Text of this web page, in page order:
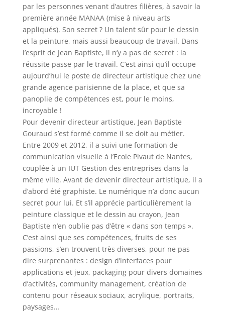
par les personnes venant d’autres filières, à savoir la
première année MANAA (mise à niveau arts
appliqués). Son secret ? Un talent sûr pour le dessin
et la peinture, mais aussi beaucoup de travail. Dans
l’esprit de Jean Baptiste, il n’y a pas de secret : la
réussite passe par le travail. C’est ainsi qu’il occupe
aujourd’hui le poste de directeur artistique chez une
grande agence parisienne de la place, et que sa
panoplie de compétences est, pour le moins,
incroyable !
Pour devenir directeur artistique, Jean Baptiste
Gouraud s’est formé comme il se doit au métier.
Entre 2009 et 2012, il a suivi une formation de
communication visuelle à l’Ecole Pivaut de Nantes,
couplée à un IUT Gestion des entreprises dans la
même ville. Avant de devenir directeur artistique, il a
d’abord été graphiste. Le numérique n’a donc aucun
secret pour lui. Et s’il apprécie particulièrement la
peinture classique et le dessin au crayon, Jean
Baptiste n’en oublie pas d’être « dans son temps ».
C’est ainsi que ses compétences, fruits de ses
passions, s’en trouvent très diverses, pour ne pas
dire surprenantes : design d’interfaces pour
applications et jeux, packaging pour divers domaines
d’activités, community management, création de
contenu pour réseaux sociaux, acrylique, portraits,
paysages…